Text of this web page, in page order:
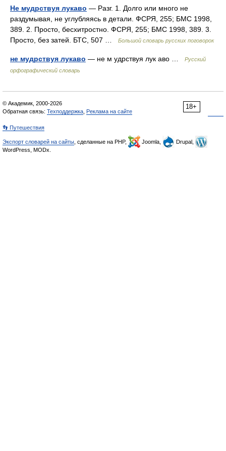
Не мудрствуя лукаво — Разг. 1. Долго или много не
раздумывая, не углубляясь в детали. ФСРЯ, 255; БМС 1998,
389. 2. Просто, бесхитростно. ФСРЯ, 255; БМС 1998, 389. 3.
Просто, без затей. БТС, 507 …
Большой словарь русских поговорок
не мудрствуя лукаво — не м удрствуя лук аво …
Русский
орфографический словарь
18+
© Академик, 2000-2026
Обратная связь: Техподдержка Реклама на сайте
👣 Путешествия
Экспорт словарей на сайты , сделанные на PHP, Joomla,
Drupal,
WordPress, MODx.